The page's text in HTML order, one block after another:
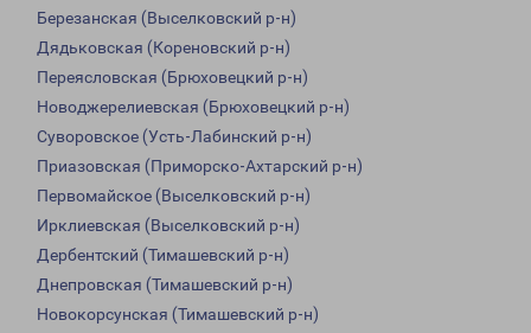
Березанская (Выселковский р-н)
Дядьковская (Кореновский р-н)
Переясловская (Брюховецкий р-н)
Новоджерелиевская (Брюховецкий р-н)
Суворовское (Усть-Лабинский р-н)
Приазовская (Приморско-Ахтарский р-н)
Первомайское (Выселковский р-н)
Ирклиевская (Выселковский р-н)
Дербентский (Тимашевский р-н)
Днепровская (Тимашевский р-н)
Новокорсунская (Тимашевский р-н)